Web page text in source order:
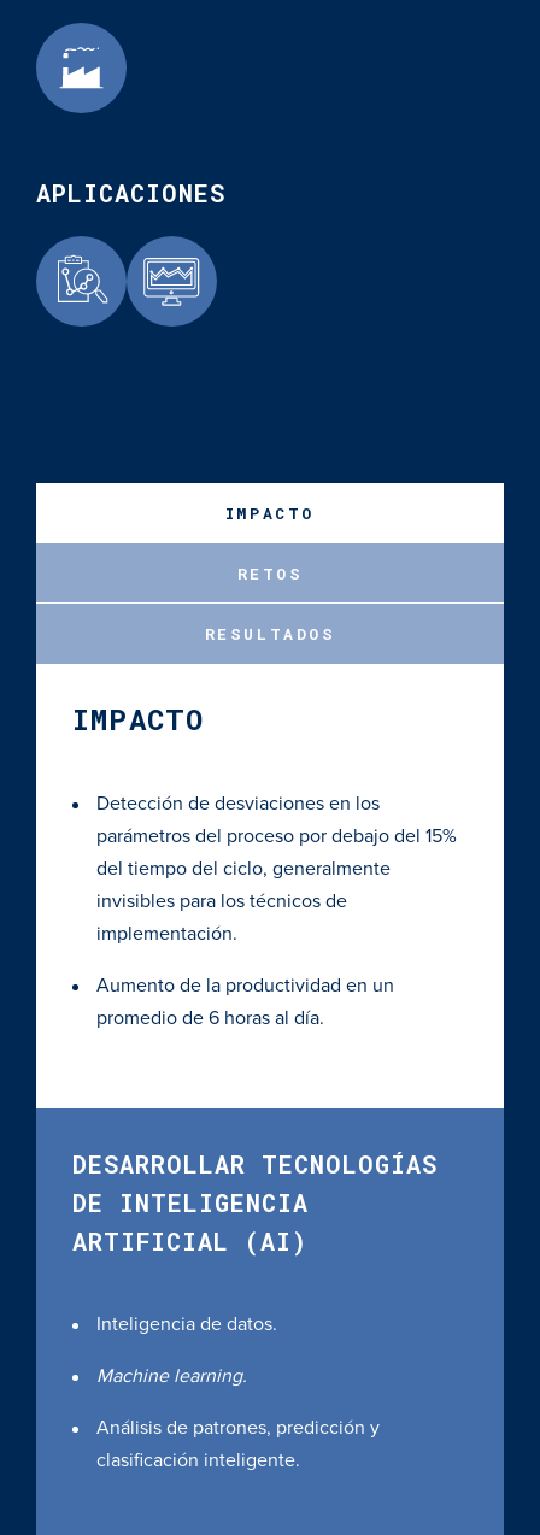
APLICACIONES
IMPACTO
RETOS
RESULTADOS
IMPACTO
Detección de desviaciones en los
parámetros del proceso por debajo del 15%
del tiempo del ciclo, generalmente
invisibles para los técnicos de
implementación.
Aumento de la productividad en un
promedio de 6 horas al día.
DESARROLLAR TECNOLOGÍAS
DE INTELIGENCIA
ARTIFICIAL (AI)
Inteligencia de datos.
Machine learning.
Análisis de patrones, predicción y
clasificación inteligente.